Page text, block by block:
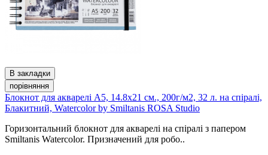
В закладки
порівняння
Блокнот для акварелі A5, 14.8х21 см., 200г/м2, 32 л. на спіралі,
Блакитний, Watercolor by Smiltanis ROSA Studio
Горизонтальний блокнот для акварелі на спіралі з папером
Smiltanis Watercolor. Призначений для робо..